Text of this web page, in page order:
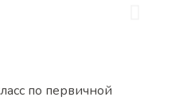
по первичной